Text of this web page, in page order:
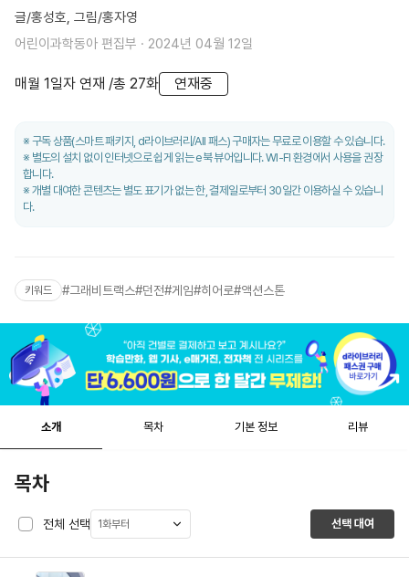
글/홍성호, 그림/홍자영
어린이과학동아 편집부 · 2024년 04월 12일
매월 1일자 연재 /총 27화 연재중
구독 상품(스마트 패키지, d라이브러리/All 패스) 구매자는 무료로 이용할 수 있습니다.
별도의 설치 없이 인터넷으로 쉽게 읽는 e북 뷰어입니다. WI-FI 환경에서 사용을 권장
합니다.
개별 대여한 콘텐츠는 별도 표기가 없는 한, 결제일로부터 30일간 이용하실 수 있습니
다.
키워드 #그래비트랙스#던전#게임#히어로#액션스톤
소개 목차 기본 정보 리뷰
목차
전체 선택 1화부터 선택 대여